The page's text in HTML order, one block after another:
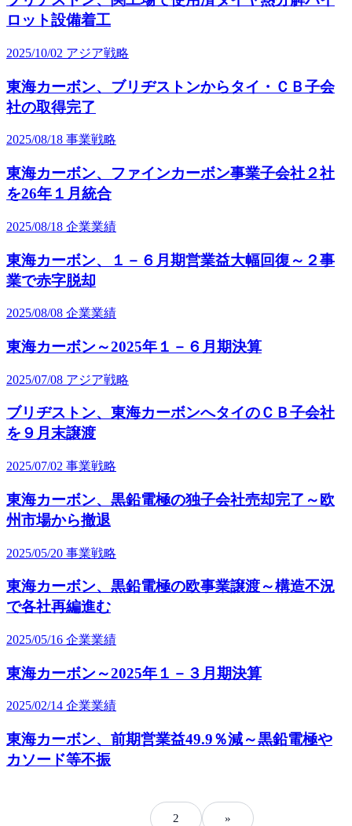
ロット設備着工
2025/10/02 アジア戦略
東海カーボン、ブリヂストンからタイ・ＣＢ子会
社の取得完了
2025/08/18 事業戦略
東海カーボン、ファインカーボン事業子会社２社
を26年１月統合
2025/08/18 企業業績
東海カーボン、１－６月期営業益大幅回復～２事
業で赤字脱却
2025/08/08 企業業績
東海カーボン～2025年１－６月期決算
2025/07/08 アジア戦略
ブリヂストン、東海カーボンへタイのＣＢ子会社
を９月末譲渡
2025/07/02 事業戦略
東海カーボン、黒鉛電極の独子会社売却完了～欧
州市場から撤退
2025/05/20 事業戦略
東海カーボン、黒鉛電極の欧事業譲渡～構造不況
で各社再編進む
2025/05/16 企業業績
東海カーボン～2025年１－３月期決算
2025/02/14 企業業績
東海カーボン、前期営業益49.9％減～黒鉛電極や
カソード等不振
2 »